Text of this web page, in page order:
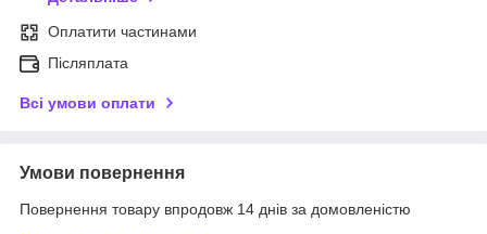
Оплатити частинами
Післяплата
Всі умови оплати
Умови повернення
Повернення товару впродовж 14 днів за домовленістю